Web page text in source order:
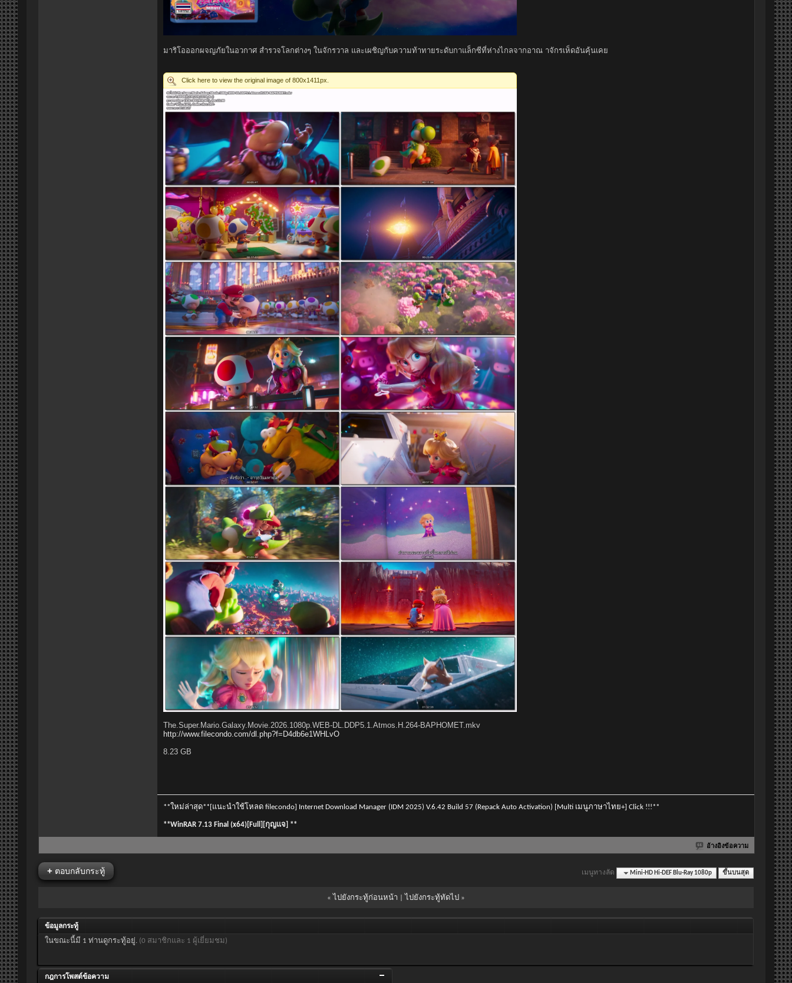
มาริโอออกผจญภัยในอวกาศ สำรวจโลกต่างๆ ในจักรวาล และเผชิญกับความท้าทายระดับกาแล็กซีที่ห่างไกลจากอาณ าจักรเห็ดอันคุ้นเคย
The.Super.Mario.Galaxy.Movie.2026.1080p.WEB-DL.DDP5.1.Atmos.H.264-BAPHOMET.mkv
http://www.filecondo.com/dl.php?f=D4db6e1WHLvO
8.23 GB
**ใหม่ล่าสุด**[แนะนำใช้โหลด filecondo] Internet Download Manager (IDM 2025) V.6.42 Build 57 (Repack Auto Activation) [Multi เมนูภาษาไทย+] Click !!!**
**WinRAR 7.13 Final (x64)[Full][กุญแจ] **
อ้างอิงข้อความ
+ ตอบกลับกระทู้ เมนูทางลัด Mini-HD Hi-DEF Blu-Ray 1080p ขึ้นบนสุด
« ไปยังกระทู้ก่อนหน้า ไปยังกระทู้ทัดไป »
ข้อมูลกระทู้
ในขณะนี้มี 1 ท่านดูกระทู้อยู่. (0 สมาชิกและ 1 ผู้เยี่ยมชม)
กฎการโพสต์ข้อความ